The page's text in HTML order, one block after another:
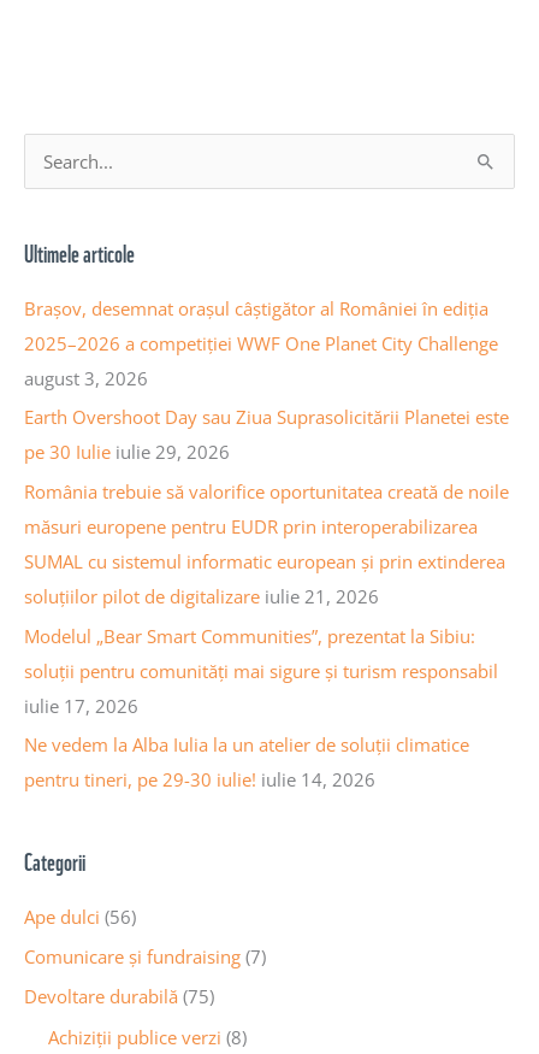
r
c
h
f
o
r
Ultimele articole
Brașov, desemnat orașul câștigător al României în ediția
2025–2026 a competiției WWF One Planet City Challenge
august 3, 2026
Earth Overshoot Day sau Ziua Suprasolicitării Planetei este
pe 30 Iulie iulie 29, 2026
România trebuie să valorifice oportunitatea creată de noile
măsuri europene pentru EUDR prin interoperabilizarea
SUMAL cu sistemul informatic european și prin extinderea
soluțiilor pilot de digitalizare iulie 21, 2026
Modelul „Bear Smart Communities”, prezentat la Sibiu:
soluții pentru comunități mai sigure și turism responsabil
iulie 17, 2026
Ne vedem la Alba Iulia la un atelier de soluții climatice
pentru tineri, pe 29-30 iulie! iulie 14, 2026
Categorii
Ape dulci (56)
Comunicare și fundraising (7)
Devoltare durabilă (75)
Achiziții publice verzi (8)
r
i
a
a
r
t
i
c
o
l
e